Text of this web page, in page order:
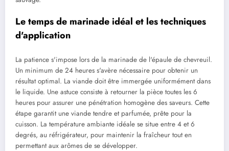
Le temps de marinade idéal et les techniques
d'application
La patience s'impose lors de la marinade de l'épaule de chevreuil.
Un minimum de 24 heures s'avère nécessaire pour obtenir un
résultat optimal. La viande doit être immergée uniformément dans
le liquide. Une astuce consiste à retourner la pièce toutes les 6
heures pour assurer une pénétration homogène des saveurs. Cette
étape garantit une viande tendre et parfumée, prête pour la
cuisson. La température ambiante idéale se situe entre 4 et 6
degrés, au réfrigérateur, pour maintenir la fraîcheur tout en
permettant aux arômes de se développer.